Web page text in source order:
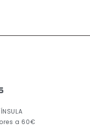
a 60€